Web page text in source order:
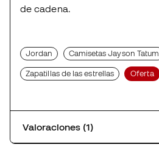
de cadena.
Jordan Camisetas Jayson Tatum
Zapatillas de las estrellas Oferta
Valoraciones (1)